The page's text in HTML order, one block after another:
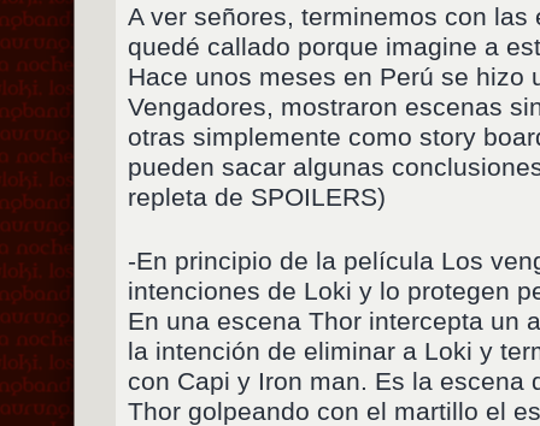
A ver señores, terminemos con las
quedé callado porque imagine a
Hace unos meses en Perú se hizo
Vengadores, mostraron escenas
otras simplemente como story
pueden sacar algunas
repleta de SPOILERS)
-En principio de la película Los
intenciones de Loki y lo protegen
En una escena Thor intercepta un
la intención de eliminar a Loki y
con Capi y Iron man. Es la escena
Thor golpeando con el martillo el